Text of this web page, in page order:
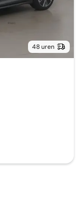
48 uren